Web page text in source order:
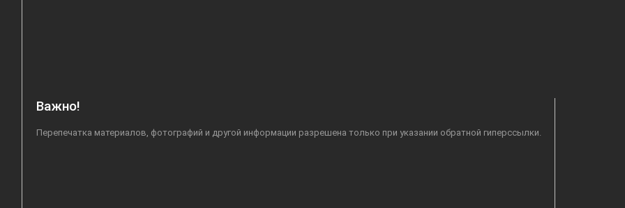
Важно!
Перепечатка материалов, фотографий и другой информации разрешена только при указании обратной гиперссылки.